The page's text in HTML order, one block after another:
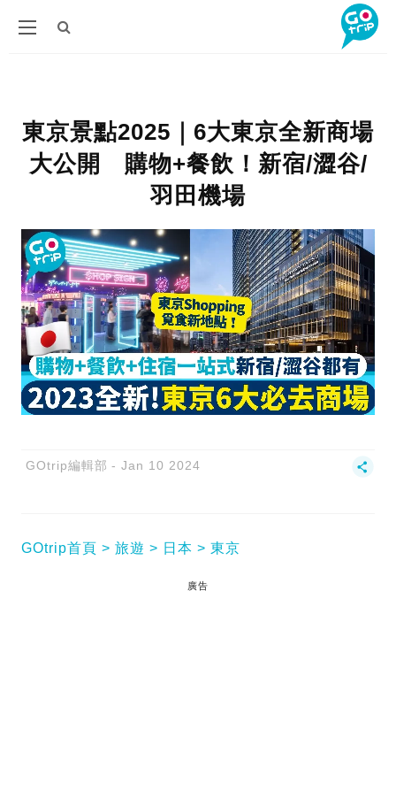
東京景點2025｜6大東京全新商場
大公開 購物+餐飲！新宿/澀谷/
羽田機場
GOtrip編輯部 Jan 10 2024
GOtrip首頁 旅遊 日本 東京
廣告